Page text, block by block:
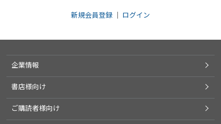
新規会員登録 ｜ ログイン
企業情報
書店様向け
ご購読者様向け